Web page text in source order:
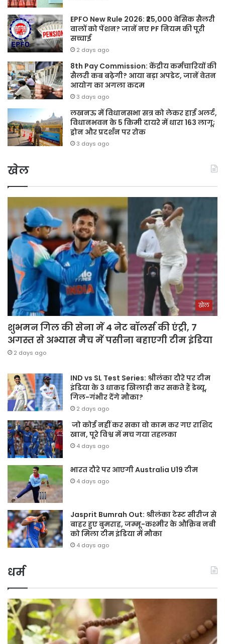
EPFO New Rule 2026: ₹25,000 बेसिक सैलरी
वालों को पेंशन? जानें नए PF नियम की पूरी
सच्चाई
2 days ago
8th Pay Commission: केंद्रीय कर्मचारियों की
सैलरी कब बढ़ेगी? आया बड़ा अपडेट, जानें वेतन
आयोग का अगला कदम
3 days ago
लखनऊ में विधानसभा सत्र को लेकर हाई अलर्ट,
विधानभवन के 5 किमी दायरे में धारा 163 लागू;
ड्रोन और प्रदर्शन पर रोक
3 days ago
खेल
खेल
शुभमन गिल की सेना में 4 नेट बॉलर्स की एंट्री, 7
अगस्त से अभ्यास मैच में पसीना बहाएगी टीम इंडिया
2 days ago
IND vs SL Test Series: श्रीलंका दौरे पर टीम
इंडिया के 3 धाकड़ खिलाड़ी कर सकते हैं डेब्यू,
गिल-गंभीर देंगे मौका?
2 days ago
जो कोई नहीं कर सका वो काम कर गए राशिद
खान, पूरे विश्व में मच गया तहलका
4 days ago
भारत दौरे पर आएगी Australia U19 टीम
4 days ago
Jasprit Bumrah Out: श्रीलंका टेस्ट सीरीज से
बाहर हुए बुमराह, जम्मू-कश्मीर के औक़िब नबी
को मिला टीम इंडिया में मौका
4 days ago
धर्म